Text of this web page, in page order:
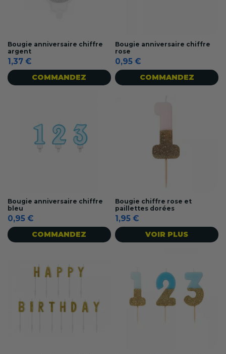
Bougie anniversaire chiffre
argent
1,37 €
COMMANDEZ
Bougie anniversaire chiffre
rose
0,95 €
COMMANDEZ
Bougie anniversaire chiffre
bleu
0,95 €
COMMANDEZ
Bougie chiffre rose et
paillettes dorées
1,95 €
VOIR PLUS